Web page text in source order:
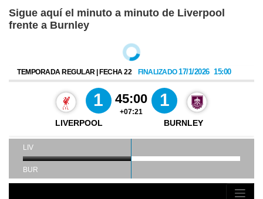
Sigue aquí el minuto a minuto de Liverpool
frente a Burnley